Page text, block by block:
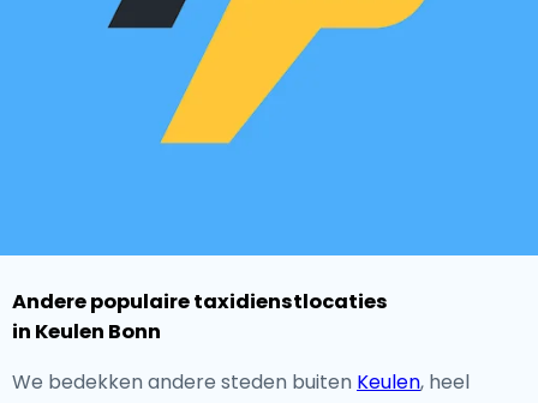
Andere populaire taxidienstlocaties
in Keulen Bonn
We bedekken andere steden buiten Keulen, heel